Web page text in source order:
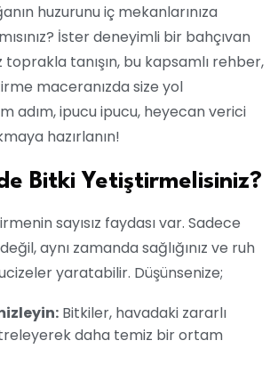
huzurunu iç mekanlarınıza
İster deneyimli bir bahçıvan
toprakla tanışın, bu kapsamlı rehber,
maceranızda size yol
adım, ipucu ipucu, heyecan verici
hazırlanın!
Bitki Yetiştirmelisiniz?
sayısız faydası var. Sadece
aynı zamanda sağlığınız ve ruh
yaratabilir. Düşünsenize;
Bitkiler, havadaki zararlı
daha temiz bir ortam